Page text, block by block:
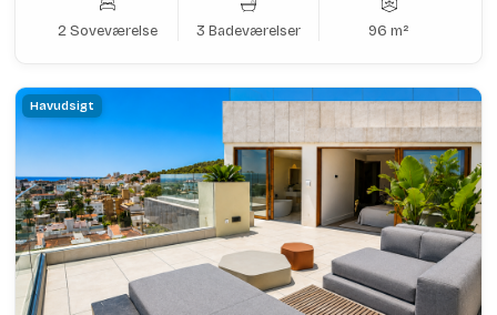
2 Soveværelse 3 Badeværelser 96 m²
Havudsigt